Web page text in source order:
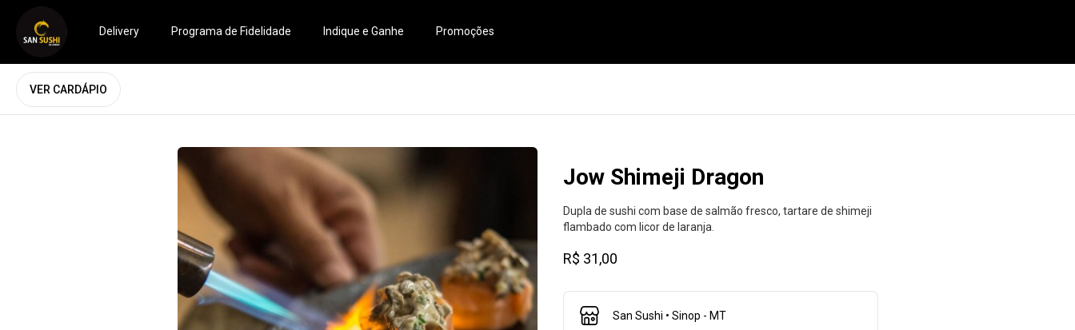
Delivery Programa de Fidelidade Indique e Ganhe Promoções
VER CARDÁPIO
Jow Shimeji Dragon
Dupla de sushi com base de salmão fresco, tartare de shimeji
flambado com licor de laranja.
R$ 31,00
San Sushi • Sinop - MT